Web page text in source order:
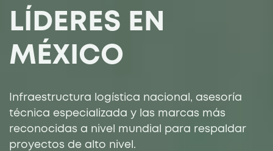
LÍDERES EN
MÉXICO
Infraestructura logística nacional, asesoría
técnica especializada y las marcas más
reconocidas a nivel mundial para respaldar
proyectos de alto nivel.​